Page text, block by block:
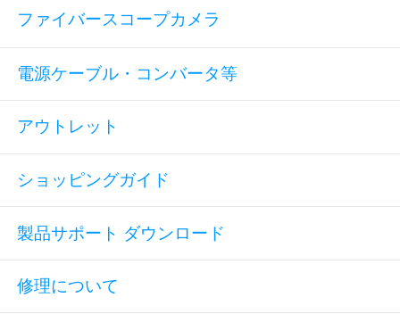
ファイバースコープカメラ
電源ケーブル・コンバータ等
アウトレット
ショッピングガイド
製品サポート ダウンロード
修理について